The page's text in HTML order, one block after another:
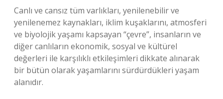
Canlı ve cansız tüm varlıkları, yenilenebilir ve
yenilenemez kaynakları, iklim kuşaklarını, atmosferi
ve biyolojik yaşamı kapsayan “çevre”, insanların ve
diğer canlıların ekonomik, sosyal ve kültürel
değerleri ile karşılıklı etkileşimleri dikkate alınarak
bir bütün olarak yaşamlarını sürdürdükleri yaşam
alanıdır.